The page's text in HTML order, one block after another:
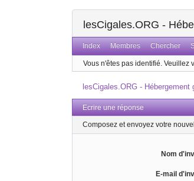
lesCigales.ORG -
Index Membres Chercher
Vous n'êtes pas identifié. Veuillez
lesCigales.ORG -
Ecrire une réponse
Composez et envoyez votre
Nom
E-mail